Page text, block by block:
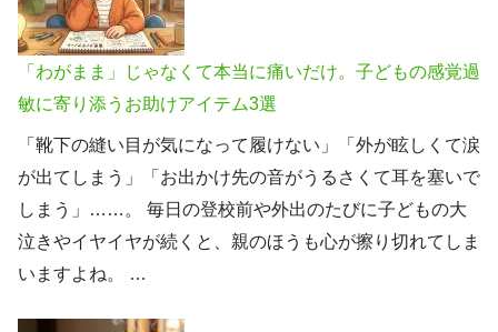
「わがまま」じゃなくて本当に痛いだけ。子どもの感覚過
敏に寄り添うお助けアイテム3選
「靴下の縫い目が気になって履けない」「外が眩しくて涙
が出てしまう」「お出かけ先の音がうるさくて耳を塞いで
しまう」……。 毎日の登校前や外出のたびに子どもの大
泣きやイヤイヤが続くと、親のほうも心が擦り切れてしま
いますよね。 …